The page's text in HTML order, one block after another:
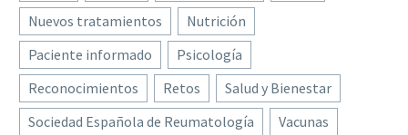
Nuevos tratamientos
Nutrición
Paciente informado
Psicología
Reconocimientos
Retos
Salud y Bienestar
Sociedad Española de Reumatología
Vacunas